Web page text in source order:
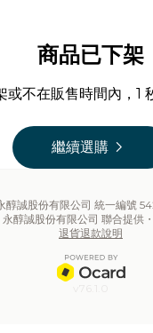
商品已下架
或不在販售時間內，1
繼續選購 chevron_right
醇誠股份有限公司 統一編號
醇誠股份有限公司 聯合提供・
退貨退款說明